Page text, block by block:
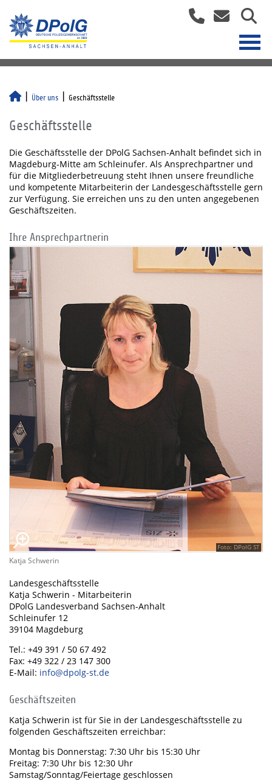
Über uns Geschäftsstelle
Geschäftsstelle
Die Geschäftsstelle der DPolG Sachsen-Anhalt befindet sich in
Magdeburg-Mitte am Schleinufer. Als Ansprechpartner und
für die Mitgliederbetreuung steht Ihnen unsere freundliche
und kompetente Mitarbeiterin der Landesgeschäftsstelle gern
zur Verfügung. Sie erreichen uns zu den unten angegebenen
Geschäftszeiten.
Ihre Ansprechpartnerin
Foto: DPolG ST
Katja Schwerin
Landesgeschäftsstelle
Katja Schwerin - Mitarbeiterin
DPolG Landesverband Sachsen-Anhalt
Schleinufer 12
39104 Magdeburg
Tel.: +49 391 / 50 67 492
Fax: +49 322 / 23 147 300
E-Mail: info@dpolg-st.de
Geschäftszeiten
Katja Schwerin ist für Sie in der Landesgeschäftsstelle zu
folgenden Geschäftszeiten erreichbar:
Montag bis Donnerstag: 7:30 Uhr bis 15:30 Uhr
Freitag: 7:30 Uhr bis 12:30 Uhr
Samstag/Sonntag/Feiertage geschlossen